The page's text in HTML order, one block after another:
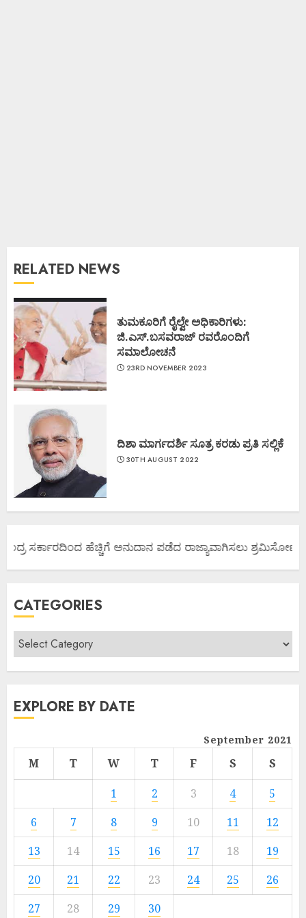
RELATED NEWS
ತುಮಕೂರಿಗೆ ರೈಲ್ವೇ ಅಧಿಕಾರಿಗಳು:
ಜಿ.ಎಸ್.ಬಸವರಾಜ್ ರವರೊಂದಿಗೆ
ಸಮಾಲೋಚನೆ
23RD NOVEMBER 2023
ದಿಶಾ ಮಾರ್ಗದರ್ಶಿ ಸೂತ್ರ ಕರಡು ಪ್ರತಿ ಸಲ್ಲಿಕೆ
30TH AUGUST 2022
ಸರ್ಕಾರದಿಂದ ಹೆಚ್ಚಿಗೆ ಅನುದಾನ ಪಡೆದ ರಾಜ್ಯಾವಾಗಿಸಲು ಶ್ರಮಿಸೋಣ
CATEGORIES
EXPLORE BY DATE
September 2021
M T W T F S
S
1
2 3 4
5
6
7 8 9 10 11
12
13
14 15 16 17 18
19
20
21 22 23 24 25
26
27
28 29 30